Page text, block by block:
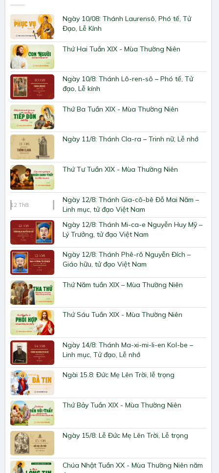
Ngày 10/08: Thánh Laurensô, Phó tế, Tử
Đạo, Lễ Kính
Thứ Hai Tuần XIX - Mùa Thường Niên
Ngày 10/8: Thánh Lô-ren-sô – Phó tế, Tử
đạo, Lễ kính
Thứ Ba Tuần XIX - Mùa Thường Niên
Ngày 11/8: Thánh Cla-ra – Trinh nữ, Lễ nhớ
Thứ Tư Tuần XIX - Mùa Thường Niên
12 Th8
Ngày 12/8: Thánh Gia-cô-bê Đỗ Mai Năm –
Linh mục, tử đạo Việt Nam
Ngày 12/8: Thánh Mi-ca-e Nguyễn Huy Mỹ –
Lý Trưởng, tử đạo Việt Nam
Ngày 12/8: Thánh Phê-rô Nguyễn Đích –
Giáo hữu, tử đạo Việt Nam
Thứ Năm tuần XIX – Mùa Thường Niên
Thứ Sáu Tuần XIX - Mùa Thường Niên
Ngày 14/8: Thánh Ma-xi-mi-li-en Kol-be –
Linh mục, Tử đạo, Lễ nhớ
Ngài 15.8: Đức Mẹ Lên Trời, lễ trọng
Thứ Bảy Tuần XIX - Mùa Thường Niên
Ngày 15/8: Lễ Đức Mẹ Lên Trời, Lễ trọng
Chúa Nhật Tuần XX - Mùa Thường Niên năm